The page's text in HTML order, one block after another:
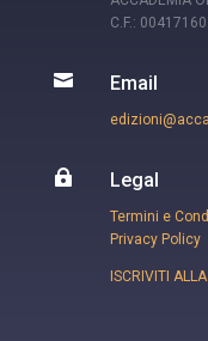
C.F.:
 Email
 Legal
Termini e
Privacy Policy
ISCRIVITI